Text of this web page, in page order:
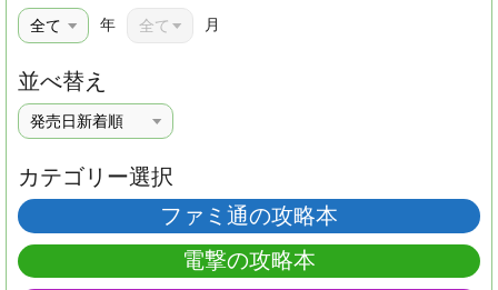
年 月
並べ替え
カテゴリー選択
ファミ通の攻略本
電撃の攻略本